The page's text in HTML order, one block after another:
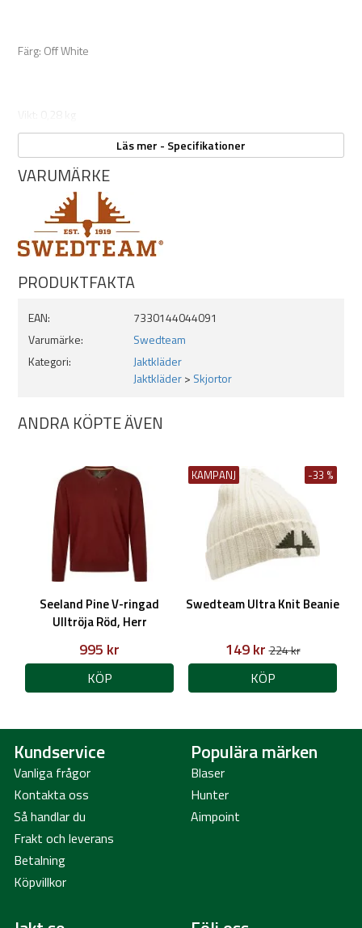
Färg: Off White
Läs mer - Specifikationer
VARUMÄRKE
PRODUKTFAKTA
EAN:
7330144044091
Varumärke:
Swedteam
Kategori:
Jaktkläder
Jaktkläder> Skjortor
ANDRA KÖPTE ÄVEN
Seeland Pine V-ringad
Ulltröja Röd, Herr
995 kr
KÖP
KAMPANJ -33 %
Swedteam Ultra Knit Beanie
149 kr224 kr
KÖP
Kundservice
Vanliga frågor
Kontakta oss
Så handlar du
Frakt och leverans
Betalning
Köpvillkor
Populära märken
Blaser
Hunter
Aimpoint